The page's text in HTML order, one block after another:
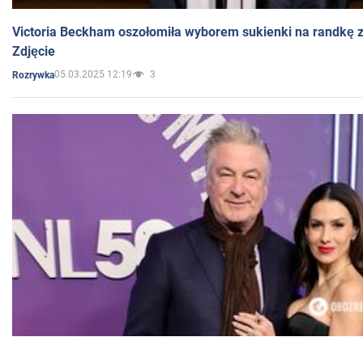
Victoria Beckham oszołomiła wyborem sukienki na randkę
Zdjęcie
Rozrywka05.03.2025 12:19 3